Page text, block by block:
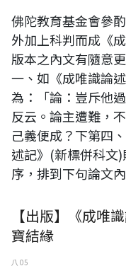
佛陀教育基金會參
外加上科判而成《
版本之內文有隨意
一、如《成唯識論
為：「論：豈斥他
反云。論主遭難，
己義便成？下第四
述記》(新標併科文
序，排到下句論文
【出版】《成唯
寶結緣
八 05